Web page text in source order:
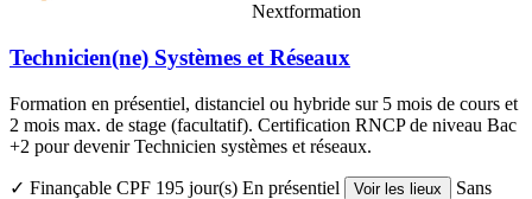
Nextformation
Technicien(ne) Systèmes et Réseaux
Formation en présentiel, distanciel ou hybride sur 5 mois de cours et
2 mois max. de stage (facultatif). Certification RNCP de niveau Bac
+2 pour devenir Technicien systèmes et réseaux.
✓ Finançable CPF 195 jour(s) En présentiel Voir les lieux
Sans